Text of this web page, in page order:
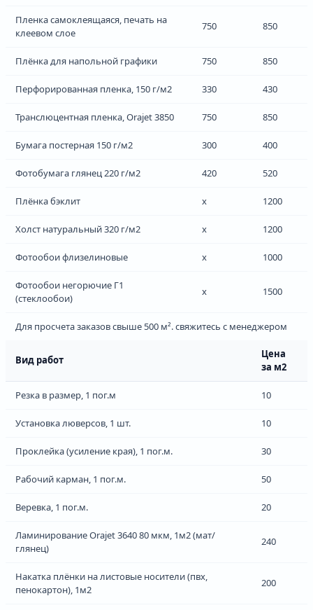
Пленка самоклеящаяся, печать на
клеевом слое
750 850
Плёнка для напольной графики 750 850
Перфорированная пленка, 150 г/м2 330 430
Транслюцентная пленка, Orajet 3850 750 850
Бумага постерная 150 г/м2 300 400
Фотобумага глянец 220 г/м2 420 520
Плёнка бэклит x 1200
Холст натуральный 320 г/м2 х 1200
Фотообои флизелиновые х 1000
Фотообои негорючие Г1
(стеклообои)
x 1500
Для просчета заказов свыше 500 м². свяжитесь с менеджером
Вид работ
Цена
за м2
Резка в размер, 1 пог.м 10
Установка люверсов, 1 шт. 10
Проклейка (усиление края), 1 пог.м. 30
Рабочий карман, 1 пог.м. 50
Веревка, 1 пог.м. 20
Ламинирование Orajet 3640 80 мкм, 1м2 (мат/
глянец)
240
Накатка плёнки на листовые носители (пвх,
пенокартон), 1м2
200